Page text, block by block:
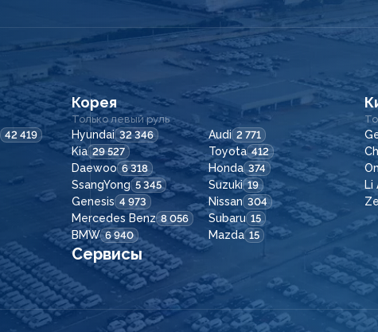
42 419
Корея
Только левый руль
Hyundai 32 346 Audi 2 771
Kia 29 527 Toyota 412
Daewoo 6 318 Honda 374
SsangYong 5 345 Suzuki 19
Genesis 4 973 Nissan 304
Mercedes Benz 8 056 Subaru 15
BMW 6 940 Mazda 15
Li
Сервисы